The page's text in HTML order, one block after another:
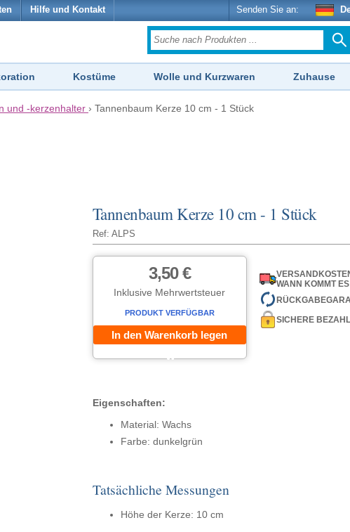
Hilfe und Kontakt Senden Sie an:
Kostüme Wolle und Kurzwaren Zuhause
und -kerzenhalter › Tannenbaum Kerze 10 cm - 1 Stück
Tannenbaum Kerze 10 cm - 1 Stück
Ref: ALPS
3,50 €
Inklusive Mehrwertsteuer
PRODUKT VERFÜGBAR
In den Warenkorb legen
WANN KOMMT
SICHERE
Eigenschaften:
Material: Wachs
Farbe: dunkelgrün
Tatsächliche Messungen
Höhe der Kerze: 10 cm